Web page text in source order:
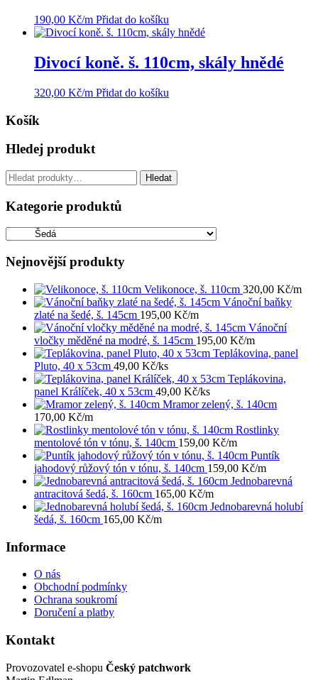
190,00 Kč/m Přidat do košíku
Divocí koně. š. 110cm, skály hnědé
320,00 Kč/m Přidat do košíku
Košík
Hledej produkt
Hledat: Hledat
Kategorie produktů
Nejnovější produkty
Velikonoce, š. 110cm 320,00 Kč/m
Vánoční baňky
zlaté na šedé, š. 145cm 195,00 Kč/m
Vánoční
vločky měděné na modré, š. 145cm 195,00 Kč/m
Teplákovina, panel
Pluto, 40 x 53cm 49,00 Kč/ks
Teplákovina,
panel Králíček, 40 x 53cm 49,00 Kč/ks
Mramor zelený, š. 140cm
170,00 Kč/m
Rostlinky
mentolové tón v tónu, š. 140cm 159,00 Kč/m
Puntík
jahodový růžový tón v tónu, š. 140cm 159,00 Kč/m
Jednobarevná
antracitová šedá, š. 160cm 165,00 Kč/m
Jednobarevná holubí
šedá, š. 160cm 165,00 Kč/m
Informace
O nás
Obchodní podmínky
Ochrana soukromí
Doručení a platby
Kontakt
Provozovatel e-shopu Český patchwork